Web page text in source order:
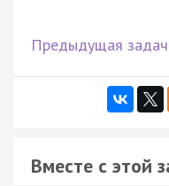
Предыдущая
Вместе с этой